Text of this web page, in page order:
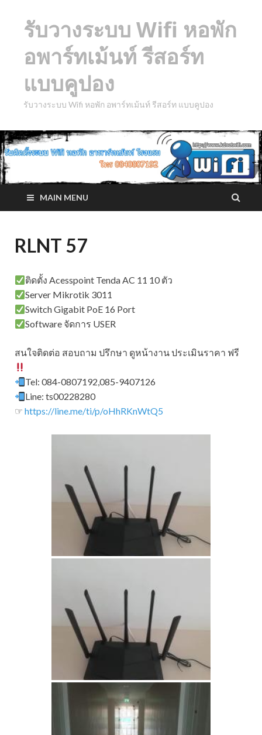
รับวางระบบ Wifi หอพัก
อพาร์ทเม้นท์ รีสอร์ท
แบบคูปอง
รับวางระบบ Wifi หอพัก อพาร์ทเม้นท์ รีสอร์ท แบบคูปอง
MAIN MENU
RLNT 57
ติดตั้ง Acesspoint Tenda AC 11 10 ตัว
Server Mikrotik 3011
Switch Gigabit PoE 16 Port
Software จัดการ USER
สนใจติดต่อ สอบถาม ปรึกษา ดูหน้างาน ประเมินราคา ฟรี
Tel: 084-0807192,085-9407126
Line: ts00228280
☞ https://line.me/ti/p/oHhRKnWtQ5